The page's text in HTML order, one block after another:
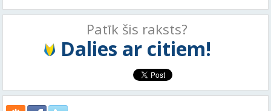
Patīk šis raksts?
Dalies ar citiem!